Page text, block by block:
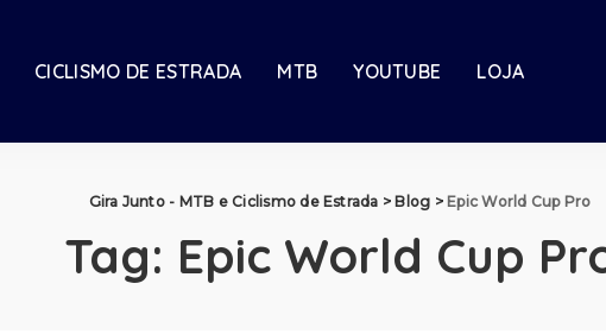
CICLISMO DE ESTRADA MTB YOUTUBE LOJA
Gira Junto - MTB e Ciclismo de Estrada > Blog > Epic World Cup Pro
Tag: Epic World Cup